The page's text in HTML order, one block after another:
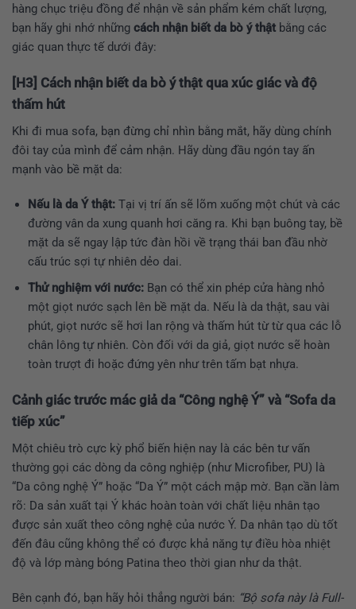
hàng chục triệu đồng để nhận về sản phẩm kém chất lượng,
bạn hãy ghi nhớ những cách nhận biết da bò ý thật bằng các
giác quan thực tế dưới đây:
[H3] Cách nhận biết da bò ý thật qua xúc giác và độ
thấm hút
Khi đi mua sofa, bạn đừng chỉ nhìn bằng mắt, hãy dùng chính
đôi tay của mình để cảm nhận. Hãy dùng đầu ngón tay ấn
mạnh vào bề mặt da:
Nếu là da Ý thật:Tại vị trí ấn sẽ lõm xuống một chút và các
đường vân da xung quanh hơi căng ra. Khi bạn buông tay, bề
mặt da sẽ ngay lập tức đàn hồi về trạng thái ban đầu nhờ
cấu trúc sợi tự nhiên dẻo dai.
Thử nghiệm với nước:Bạn có thể xin phép cửa hàng nhỏ
một giọt nước sạch lên bề mặt da. Nếu là da thật, sau vài
phút, giọt nước sẽ hơi lan rộng và thấm hút từ từ qua các lỗ
chân lông tự nhiên. Còn đối với da giả, giọt nước sẽ hoàn
toàn trượt đi hoặc đứng yên như trên tấm bạt nhựa.
Cảnh giác trước mác giả da “Công nghệ Ý” và “Sofa da
tiếp xúc”
Một chiêu trò cực kỳ phổ biến hiện nay là các bên tư vấn
thường gọi các dòng da công nghiệp (như Microfiber, PU) là
“Da công nghệ Ý” hoặc “Da Ý” một cách mập mờ. Bạn cần làm
rõ: Da sản xuất tại Ý khác hoàn toàn với chất liệu nhân tạo
được sản xuất theo công nghệ của nước Ý. Da nhân tạo dù tốt
đến đâu cũng không thể có được khả năng tự điều hòa nhiệt
độ và lớp màng bóng Patina theo thời gian như da thật.
Bên cạnh đó, bạn hãy hỏi thẳng người bán: “Bộ sofa này là Full-